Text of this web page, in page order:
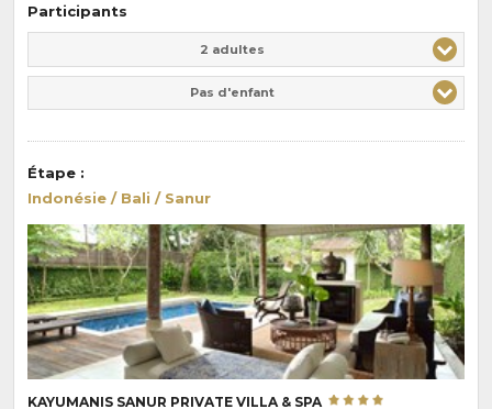
Participants
2 adultes
Pas d'enfant
Étape :
Indonésie / Bali / Sanur
KAYUMANIS SANUR PRIVATE VILLA & SPA